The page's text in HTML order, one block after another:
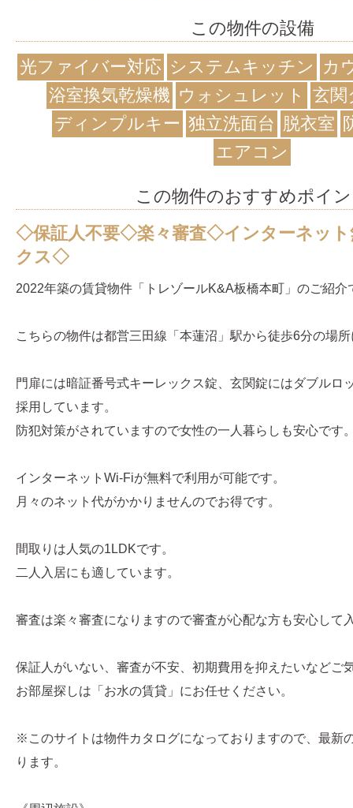
この物件の設備
光ファイバー対応 システムキッチン
カ
浴室換気乾燥機 ウォシュレット
玄関
ディンプルキー 独立洗面台 脱衣室
エアコン
この物件のおすすめポイ
◇保証人不要◇楽々審査◇インターネッ
クス◇
2022年築の賃貸物件「トレゾールK&A板橋本町」のご紹介
こちらの物件は都営三田線「本蓮沼」駅から徒歩6分の場
門扉には暗証番号式キーレックス錠、玄関錠にはダブルロ
採用しています。
防犯対策がされていますので女性の一人暮らしも安心です
インターネットWi-Fiが無料で利用が可能です。
月々のネット代がかかりませんのでお得です。
間取りは人気の1LDKです。
二人入居にも適しています。
審査は楽々審査になりますので審査が心配な方も安心して
保証人がいない、審査が不安、初期費用を抑えたいなどご
お部屋探しは「お水の賃貸」にお任せください。
※このサイトは物件カタログになっておりますので、最新
ります。